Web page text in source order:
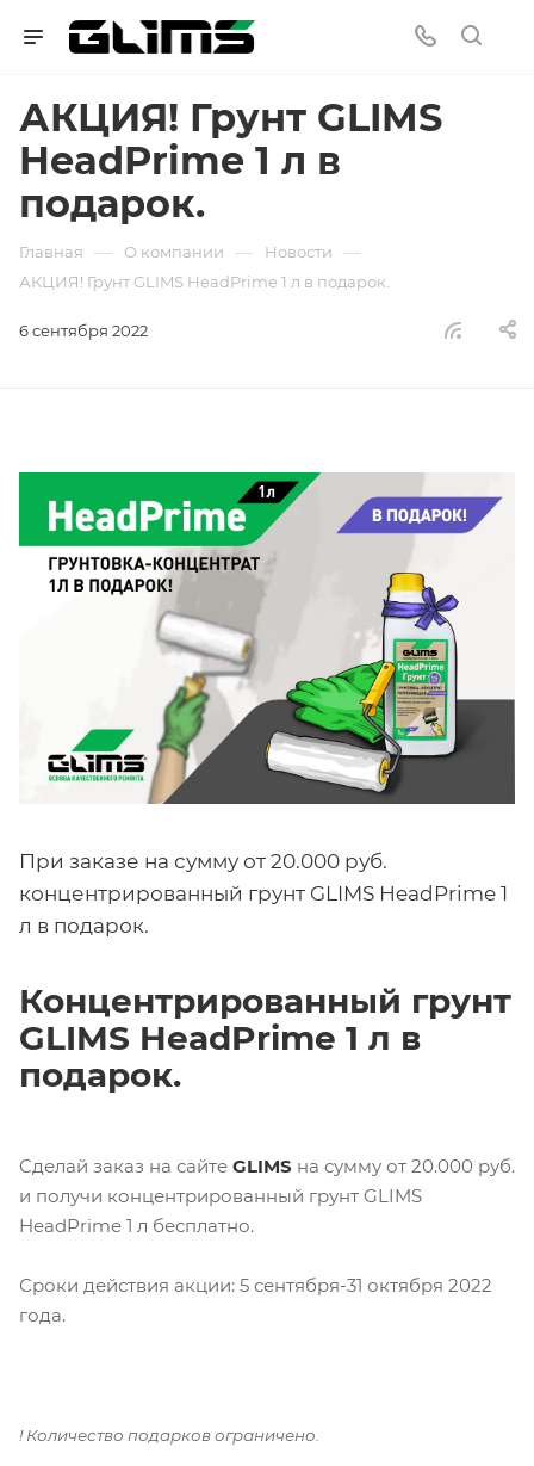
АКЦИЯ! Грунт GLIMS
HeadPrime 1 л в
подарок.
Главная — О компании — Новости —
АКЦИЯ! Грунт GLIMS HeadPrime 1 л в подарок.
6 сентября 2022
При заказе на сумму от 20.000 руб.
концентрированный грунт GLIMS HeadPrime 1
л в подарок.
Концентрированный грунт
GLIMS HeadPrime 1 л в
подарок.
Сделай заказ на сайте GLIMS на сумму от 20.000 руб.
и получи концентрированный грунт GLIMS
HeadPrime 1 л бесплатно.
Сроки действия акции: 5 сентября-31 октября 2022
года.
! Количество подарков ограничено.